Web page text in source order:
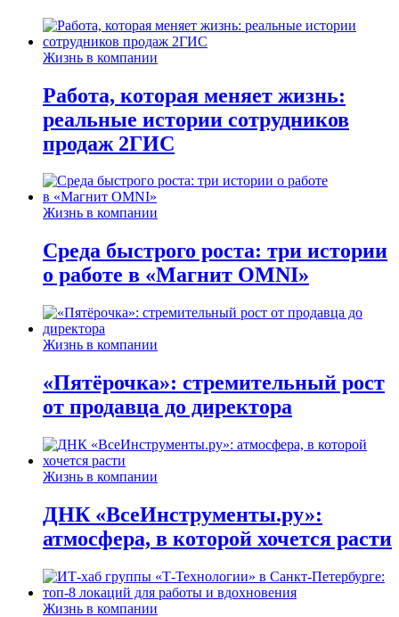
Жизнь в компании
Работа, которая меняет жизнь:
реальные истории сотрудников
продаж 2ГИС
Жизнь в компании
Среда быстрого роста: три истории
о работе в «Магнит OMNI»
Жизнь в компании
«Пятёрочка»: стремительный рост
от продавца до директора
Жизнь в компании
ДНК «ВсеИнструменты.ру»:
атмосфера, в которой хочется расти
Жизнь в компании